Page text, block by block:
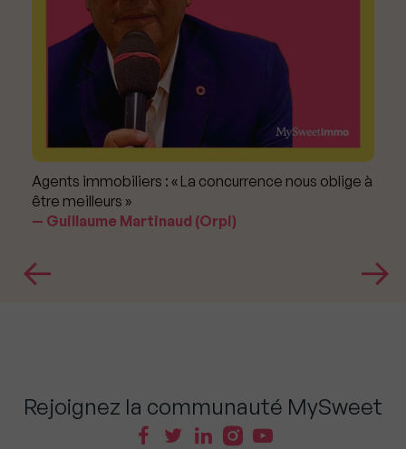
Agents immobiliers : « La concurrence nous oblige à
être meilleurs »
Guillaume Martinaud (Orpi)
Rejoignez la communauté MySweet